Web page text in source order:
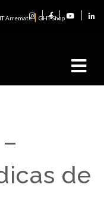
Arremate| GHT Shop
de